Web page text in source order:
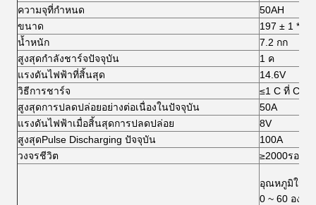
ความจุที่กำหนด
50AH
ขนาด
197 ± 1 *
น้ำหนัก
7.2 กก
สูงสุดกำลังชาร์จปัจจุบัน
1 ค
แรงดันไฟฟ้าที่สิ้นสุด
14.6V
วิธีการชาร์จ
≤1 C ที่ CC /
สูงสุดการปลดปล่อยอย่างต่อเนื่องในปัจจุบัน
50A
แรงดันไฟฟ้าเมื่อสิ้นสุดการปลดปล่อย
8V
สูงสุดPulse Discharging ปัจจุบัน
100A
วงจรชีวิต
≥2000รอบ
อุณหภูมิในก
0 ~ 60 องศา